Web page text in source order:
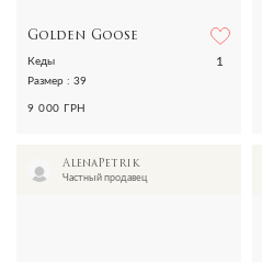
Golden Goose
1
Кеды
Размер : 39
9 000 ГРН
AlenaPetrik
Частный продавец